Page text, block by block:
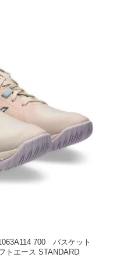
700 バスケット
エース STANDARD